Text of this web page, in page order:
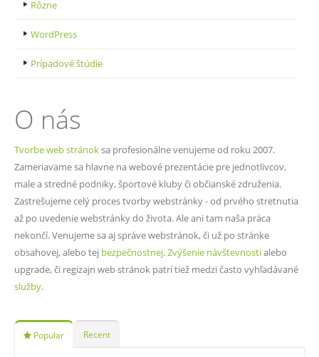
Rôzne
WordPress
Prípadové štúdie
O nás
Tvorbe web stránoksa profesionálne venujeme od roku 2007.
Zameriavame sa hlavne na webové prezentácie pre jednotlivcov,
male a stredné podniky, športové kluby či občianské združenia.
Zastrešujeme celý proces tvorby webstránky - od prvého stretnutia
až po uvedenie webstránky do života. Ale ani tam naša práca
nekončí. Venujeme sa aj správe webstránok, či už po stránke
obsahovej, alebo tej bezpečnostnej.Zvýšenie návštevnostialebo
upgrade, či regizajn web stránok patrí tiež medzi často vyhľadávané
služby.
Popular Recent